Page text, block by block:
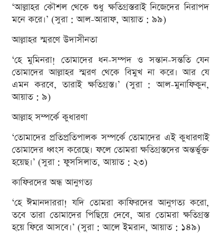
‘আল্লাহর কৌশল থেকে শুধু ক্ষতিগ্রস্তরাই নিজেদের নিরাপদ
মনে করে।’ (সুরা : আল-আরাফ, আয়াত : ৯৯)
আল্লাহর স্মরণে উদাসীনতা
‘হে মুমিনরা! তোমাদের ধন-সম্পদ ও সন্তান-সন্ততি যেন
তোমাদের আল্লাহর স্মরণ থেকে বিমুখ না করে। আর যে
এমন করবে, তারাই ক্ষতিগ্রস্ত।’ (সুরা : আল-মুনাফিকুন,
আয়াত : ৯)
আল্লাহ সম্পর্কে কুধারণা
‘তোমাদের প্রতিপ্রতিপালক সম্পর্কে তোমাদের এই কুধারণাই
তোমাদের ধ্বংস করেছে। ফলে তোমরা ক্ষতিগ্রস্তদের অন্তর্ভুক্ত
হয়েছ।’ (সুরা : ফুসসিলাত, আয়াত : ২৩)
কাফিরদের অন্ধ আনুগত্য
‘হে ঈমানদাররা! যদি তোমরা কাফিরদের আনুগত্য করো,
তবে তারা তোমাদের পিছিয়ে দেবে, আর তোমরা ক্ষতিগ্রস্ত
হয়ে ফিরে আসবে।’ (সুরা : আলে ইমরান, আয়াত : ১৪৯)